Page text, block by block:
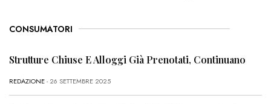
CONSUMATORI
Strutture Chiuse E Alloggi Già Prenotati, Continuano
REDAZIONE- 26 SETTEMBRE 2025